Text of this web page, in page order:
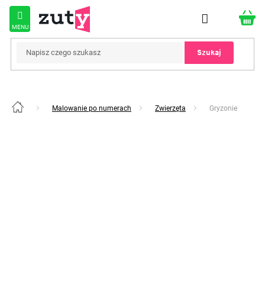
Przejść
treści
Szukaj
Home Malowanie po numerach Zwierzęta Gryzonie